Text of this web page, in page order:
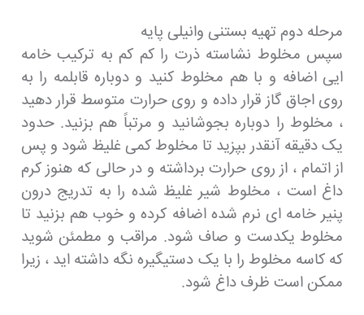
مرحله دوم تهیه بستنی وانیلی پایه
سپس مخلوط نشاسته ذرت را کم کم به ترکیب خامه
ایی اضافه و با هم مخلوط کنید و دوباره قابلمه را به
روی اجاق گاز قرار داده و روی حرارت متوسط قرار دهید
، مخلوط را دوباره بجوشانید و مرتباً هم بزنید. حدود
یک دقیقه آنقدر بپزید تا مخلوط کمی غلیظ شود و پس
از اتمام ، از روی حرارت برداشته و در حالی که هنوز کرم
داغ است ، مخلوط شیر غلیظ شده را به تدریج درون
پنیر خامه ای نرم شده اضافه کرده و خوب هم بزنید تا
مخلوط یکدست و صاف شود. مراقب و مطمئن شوید
که کاسه مخلوط را با یک دستیگیره نگه داشته اید ، زیرا
ممکن است ظرف داغ شود.